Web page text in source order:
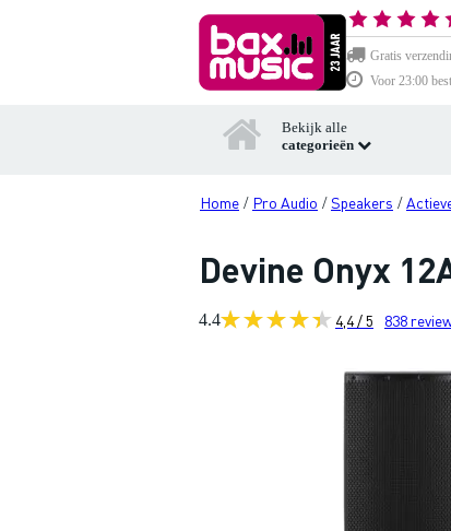
Gratis
Voor 23:00
Bekijk alle
categorieën
Home / Pro Audio /Speakers /
Devine Onyx
4.4 4,4 / 5 838